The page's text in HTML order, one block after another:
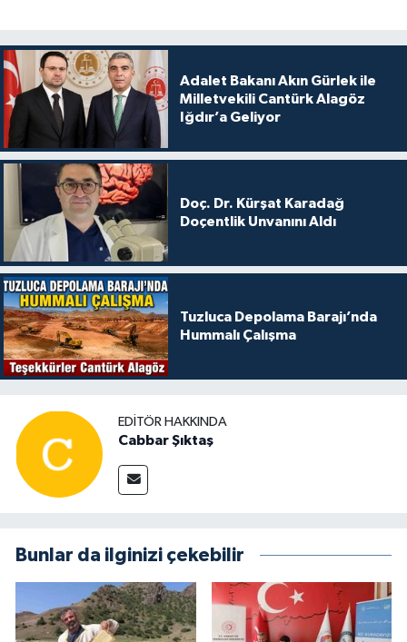
Adalet Bakanı Akın Gürlek ile
Milletvekili Cantürk Alagöz
Iğdır’a Geliyor
Doç. Dr. Kürşat Karadağ
Doçentlik Unvanını Aldı
Tuzluca Depolama Barajı’nda
Hummalı Çalışma
EDITÖR HAKKINDA
Cabbar Şıktaş
Bunlar da ilginizi çekebilir